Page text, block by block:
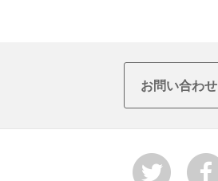
お問い合わせ